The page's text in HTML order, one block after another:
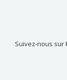
Suivez-nous sur